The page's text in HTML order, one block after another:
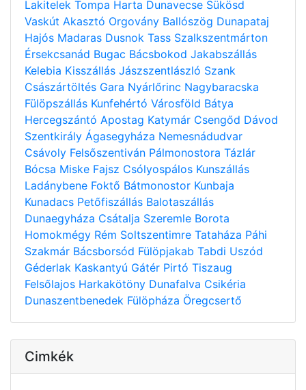
Lakitelek Tompa Harta Dunavecse Sükösd
Vaskút Akasztó Orgovány Ballószög Dunapataj
Hajós Madaras Dusnok Tass Szalkszentmárton
Érsekcsanád Bugac Bácsbokod Jakabszállás
Kelebia Kisszállás Jászszentlászló Szank
Császártöltés Gara Nyárlőrinc Nagybaracska
Fülöpszállás Kunfehértó Városföld Bátya
Hercegszántó Apostag Katymár Csengőd Dávod
Szentkirály Ágasegyháza Nemesnádudvar
Csávoly Felsőszentiván Pálmonostora Tázlár
Bócsa Miske Fajsz Csólyospálos Kunszállás
Ladánybene Foktő Bátmonostor Kunbaja
Kunadacs Petőfiszállás Balotaszállás
Dunaegyháza Csátalja Szeremle Borota
Homokmégy Rém Soltszentimre Tataháza Páhi
Szakmár Bácsborsód Fülöpjakab Tabdi Uszód
Géderlak Kaskantyú Gátér Pirtó Tiszaug
Felsőlajos Harkakötöny Dunafalva Csikéria
Dunaszentbenedek Fülöpháza Öregcsertő
Cimkék